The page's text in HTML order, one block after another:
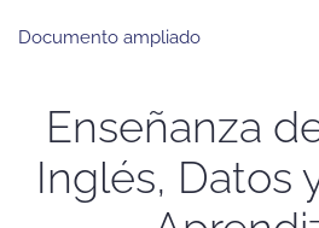
Documento ampliado
Enseñanza
Inglés, Datos